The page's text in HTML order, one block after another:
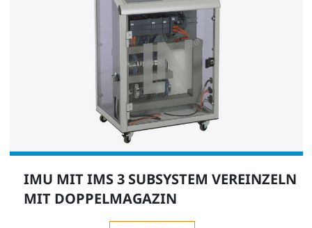
Interactive Lab Assistant: IMS X Mechatronische
Basisstationen
IMU MIT IMS 3 SUBSYSTEM VEREINZELN
MIT DOPPELMAGAZIN